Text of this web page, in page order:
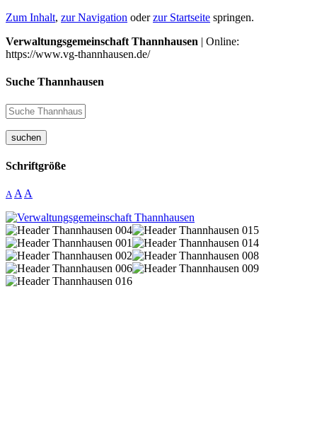
Zum Inhalt, zur Navigation oderzur Startseite springen.
Verwaltungsgemeinschaft Thannhausen | Online:
https://www.vg-thannhausen.de/
Suche Thannhausen
suchen
Schriftgröße
A A A